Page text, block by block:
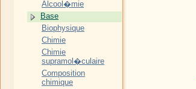
Alcool�mie
Base
Biophysique
Chimie
Chimie
supramol�culaire
Composition
chimique